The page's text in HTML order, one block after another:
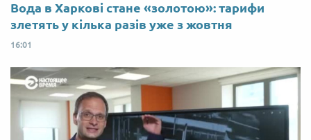
Вода в Харкові стане «золотою»: тарифи
злетять у кілька разів уже з жовтня
16:01